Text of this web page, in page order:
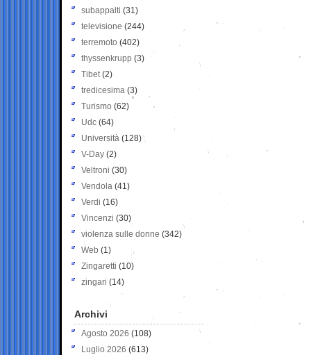
subappalti (31)
televisione(244)
terremoto (402)
thyssenkrupp (3)
Tibet(2)
tredicesima (3)
Turismo (62)
Udc (64)
Università (128)
V-Day (2)
Veltroni (30)
Vendola (41)
Verdi (16)
Vincenzi (30)
violenza sulle donne (342)
Web (1)
Zingaretti (10)
zingari (14)
Archivi
Agosto 2026 (108)
Luglio 2026 (613)